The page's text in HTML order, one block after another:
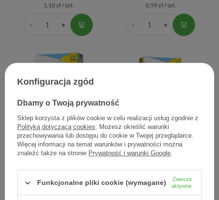
1,10 zł / szt. 0,59 zł / szt.
Aleric Spray, aerozol do
nosa, 0.05g/dawkę, 140
dawek
27,85 zł
0,20 zł / szt.
Aleric Spray, aerozol do
nosa, 0.05g/dawkę, 60
dawek
24,79 zł
0,41 zł / szt.
Konfiguracja zgód
Dbamy o Twoją prywatność
Sklep korzysta z plików cookie w celu realizacji usług zgodnie z
Polityką dotyczącą cookies. Możesz określić warunki
przechowywania lub dostępu do cookie w Twojej przeglądarce.
Więcej informacji na temat warunków i prywatności można
znaleźć także na stronie Prywatność i warunki Google.
Funkcjonalne pliki cookie (wymagane)
Zawsze
aktywne